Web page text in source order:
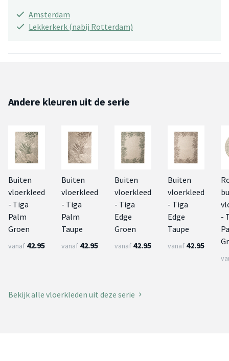
Amsterdam
Lekkerkerk (nabij Rotterdam)
Andere kleuren uit de serie
Buiten
vloerkleed
- Tiga
Palm
Groen
vanaf 42.95
Buiten
vloerkleed
- Tiga
Palm
Taupe
vanaf 42.95
Buiten
vloerkleed
- Tiga
Edge
Groen
vanaf 42.95
Buiten
vloerkleed
- Tiga
Edge
Taupe
vanaf 42.95
-
Bekijk alle vloerkleden uit deze serie